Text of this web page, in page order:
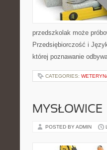
przedszkolak może
Przedsiębiorczość i
której poznawanie
CATEGORIES:
MYSŁOWICE
POSTED BY ADMIN